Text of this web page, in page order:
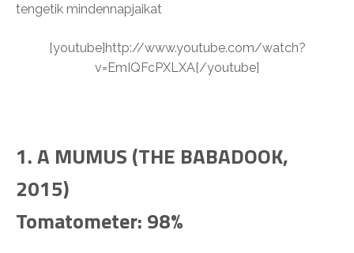
tengetik mindennapjaikat
[youtube]http://www.youtube.com/watch?
v=EmIQFcPXLXA[/youtube]
1. A MUMUS (THE BABADOOK,
2015)
Tomatometer: 98%